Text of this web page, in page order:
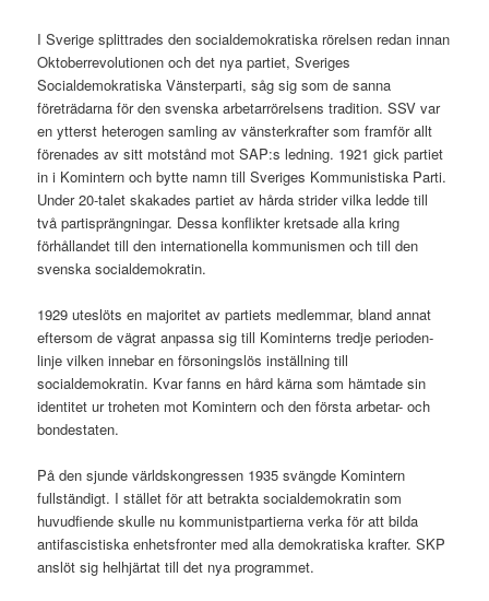
I Sverige splittrades den socialdemokratiska rörelsen redan innan
Oktoberrevolutionen och det nya partiet, Sveriges
Socialdemokratiska Vänsterparti, såg sig som de sanna
företrädarna för den svenska arbetarrörelsens tradition. SSV var
en ytterst heterogen samling av vänsterkrafter som framför allt
förenades av sitt motstånd mot SAP:s ledning. 1921 gick partiet
in i Komintern och bytte namn till Sveriges Kommunistiska Parti.
Under 20-talet skakades partiet av hårda strider vilka ledde till
två partisprängningar. Dessa konflikter kretsade alla kring
förhållandet till den internationella kommunismen och till den
svenska socialdemokratin.
1929 uteslöts en majoritet av partiets medlemmar, bland annat
eftersom de vägrat anpassa sig till Kominterns tredje perioden-
linje vilken innebar en försoningslös inställning till
socialdemokratin. Kvar fanns en hård kärna som hämtade sin
identitet ur troheten mot Komintern och den första arbetar- och
bondestaten.
På den sjunde världskongressen 1935 svängde Komintern
fullständigt. I stället för att betrakta socialdemokratin som
huvudfiende skulle nu kommunistpartierna verka för att bilda
antifascistiska enhetsfronter med alla demokratiska krafter. SKP
anslöt sig helhjärtat till det nya programmet.